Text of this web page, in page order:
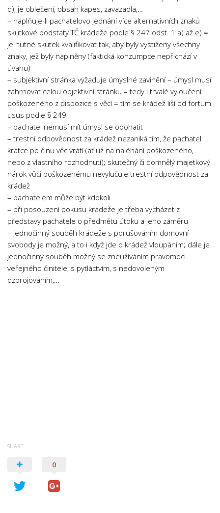
Právo
Psychologie a Sociologie
Společenské vědy
Technika
Účetnictví
Zdravotnictví
Novinky
d), je oblečení, obsah kapes, zavazadla,…
– naplňuje-li pachatelovo jednání více alternativních znaků
skutkové podstaty TČ krádeže podle § 247 odst. 1 a) až e) =
je nutné skutek kvalifikovat tak, aby byly vystiženy všechny
znaky, jež byly naplněny (faktická konzumpce nepřichází v
úvahu)
– subjektivní stránka vyžaduje úmyslné zavinění – úmysl musí
zahrnovat celou objektivní stránku – tedy i trvalé vyloučení
poškozeného z dispozice s věcí = tím se krádež liší od fortum
usus podle § 249
– pachatel nemusí mít úmysl se obohatit
– trestní odpovědnost za krádež nezaniká tím, že pachatel
krátce po činu věc vrátí (ať už na naléhání poškozeného,
nebo z vlastního rozhodnutí); skutečný či domnělý majetkový
nárok vůči poškozenému nevylučuje trestní odpovědnost za
krádež
– pachatelem může být kdokoli
– při posouzení pokusu krádeže je třeba vycházet z
představy pachatele o předmětu útoku a jeho záměru
– jednočinný souběh krádeže s porušováním domovní
svobody je možný, a to i když jde o krádež vloupáním; dále je
jednočinný souběh možný se zneužíváním pravomoci
veřejného činitele, s pytláctvím, s nedovoleným
ozbrojováním,…
SHARE
0